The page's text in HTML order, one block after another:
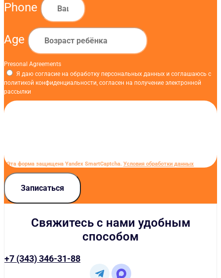
Phone
Age
Presonal Agreements
Я даю согласие на обработку персональных данных и соглашаюсь с
политикой конфиденциальности, согласен на получение электронной
рассылки
Эта форма защищена Yandex SmartCaptcha. Условия обработки данных
Записаться
Свяжитесь с нами удобным
способом
+7 (343) 346-31-88